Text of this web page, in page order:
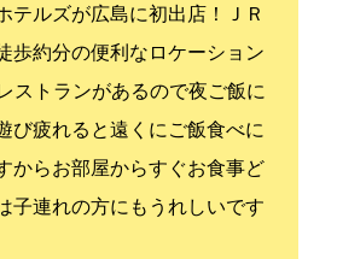
テルズが広島に初出店！ＪＲ
歩約8分の便利なロケーション
ストランがあるので夜ご飯に
び疲れると遠くにご飯食べに
からお部屋からすぐお食事ど
子連れの方にもうれしいです